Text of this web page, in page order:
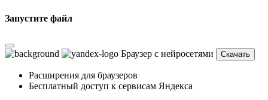
Запустите файл
Браузер с нейросетями Скачать
Расширения для браузеров
Бесплатный доступ к сервисам Яндекса